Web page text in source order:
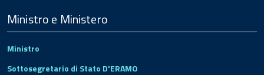
Footer
Ministro e Ministero
Ministro
Sottosegretario di Stato D'ERAMO